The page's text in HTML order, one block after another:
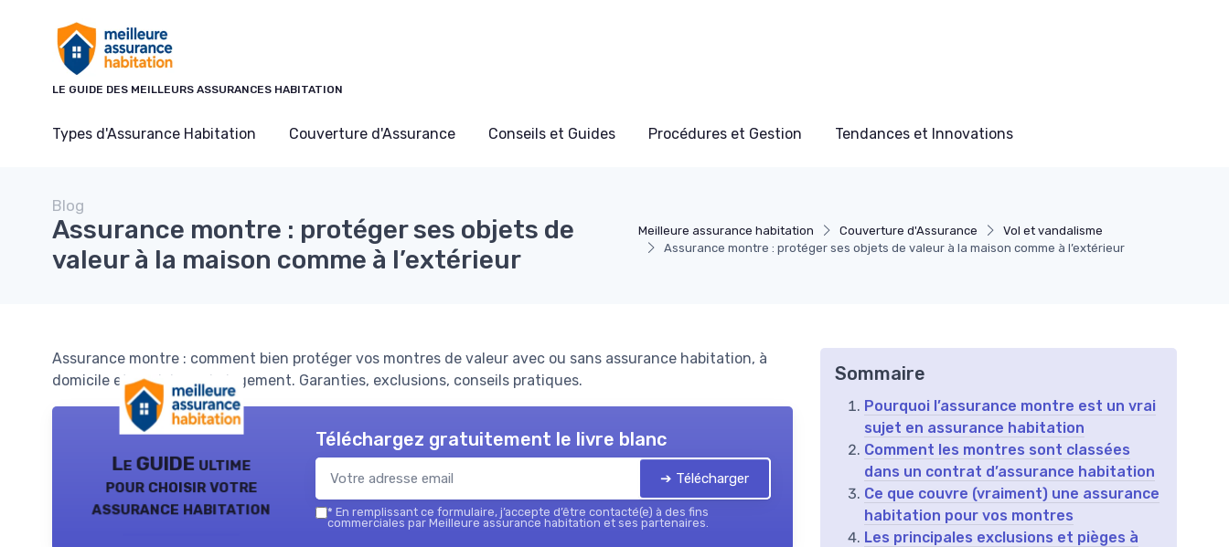
LE GUIDE DES MEILLEURS ASSURANCES HABITATION
Types d'Assurance Habitation Couverture d'Assurance Conseils et Guides Procédures et Gestion Tendances et Innovations
Meilleure assurance habitation Couverture d'Assurance
Vol et vandalisme
Assurance montre : protéger ses objets de valeur à la maison comme à l’extérieur
Blog
Assurance montre : protéger ses objets de
valeur à la maison comme à l’extérieur
Assurance montre : comment bien protéger vos montres de valeur avec ou sans assurance habitation, à
domicile et en dehors du logement. Garanties, exclusions, conseils pratiques.
Le GUIDE ultime
pour choisir votre
assurance habitation
Téléchargez gratuitement le livre blanc
➔ Télécharger
* En remplissant ce formulaire, j’accepte d’être contacté(e) à des fins
commerciales par Meilleure assurance habitation et ses partenaires.
Sommaire
Pourquoi l’assurance montre est un vrai
sujet en assurance habitation
Comment les montres sont classées
dans un contrat d’assurance habitation
Ce que couvre (vraiment) une assurance
habitation pour vos montres
Les principales exclusions et pièges à